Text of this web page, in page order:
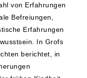
von Erfahrungen
Befreiungen,
Erfahrungen
In Grofs
berichtet, in